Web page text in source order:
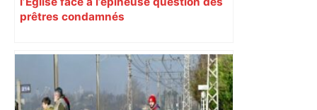
prêtres condamnés